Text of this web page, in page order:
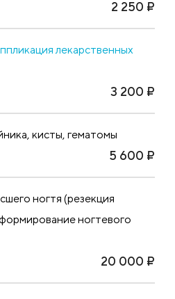
2 250 ₽
лекарственных
3 200 ₽
кисты, гематомы
5 600 ₽
ногтя (резекция
ногтевого
20 000 ₽